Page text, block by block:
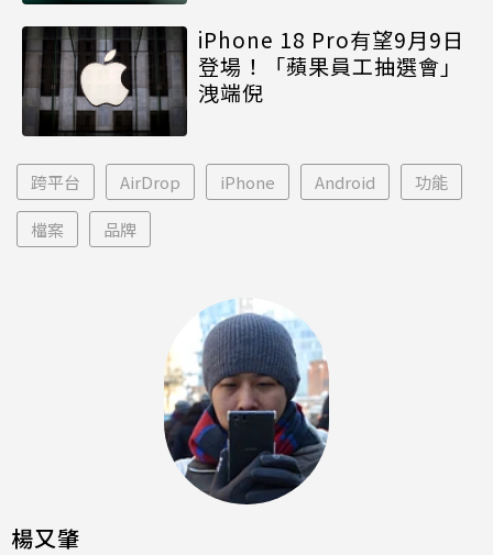
iPhone 18 Pro有望9月9日
登場！「蘋果員工抽選會」
洩端倪
跨平台 AirDrop iPhone Android 功能
檔案 品牌
楊又肇